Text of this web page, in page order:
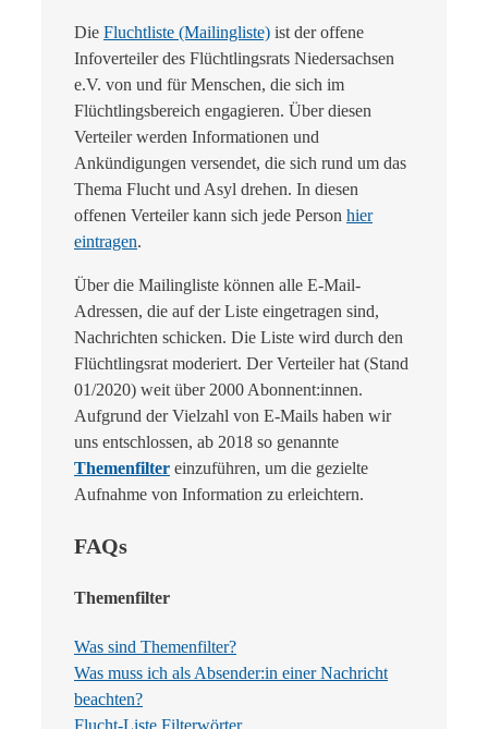
Die Fluchtliste (Mailingliste) ist der offene
Infoverteiler des Flüchtlingsrats Niedersachsen
e.V. von und für Menschen, die sich im
Flüchtlingsbereich engagieren. Über diesen
Verteiler werden Informationen und
Ankündigungen versendet, die sich rund um das
Thema Flucht und Asyl drehen. In diesen
offenen Verteiler kann sich jede Person hier
eintragen.
Über die Mailingliste können alle E-Mail-
Adressen, die auf der Liste eingetragen sind,
Nachrichten schicken. Die Liste wird durch den
Flüchtlingsrat moderiert. Der Verteiler hat (Stand
01/2020) weit über 2000 Abonnent:innen.
Aufgrund der Vielzahl von E-Mails haben wir
uns entschlossen, ab 2018 so genannte
Themenfilter einzuführen, um die gezielte
Aufnahme von Information zu erleichtern.
FAQs
Themenfilter
Was sind Themenfilter?
Was muss ich als Absender:in einer Nachricht
beachten?